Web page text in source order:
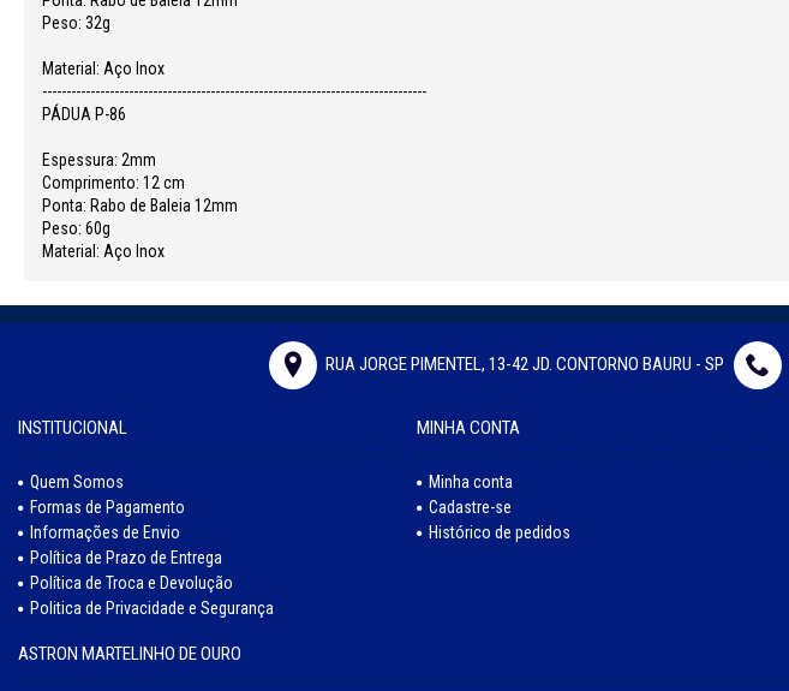
Peso: 32g
Material: Aço Inox
--------------------------------------------------------------------------------
PÁDUA P-86
Espessura: 2mm
Comprimento: 12 cm
Ponta: Rabo de Baleia 12mm
Peso: 60g
Material: Aço Inox
RUA JORGE PIMENTEL, 13-42 JD. CONTORNO BAURU - SP
INSTITUCIONAL
Quem Somos
Formas de Pagamento
Informações de Envio
Política de Prazo de Entrega
Política de Troca e Devolução
Politica de Privacidade e Segurança
MINHA CONTA
Minha conta
Cadastre-se
Histórico de pedidos
ASTRON MARTELINHO DE OURO